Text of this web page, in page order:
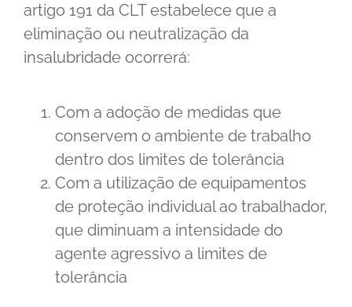
artigo 191 da CLT estabelece que a
eliminação ou neutralização da
insalubridade ocorrerá:
Com a adoção de medidas que
conservem o ambiente de trabalho
dentro dos limites de tolerância
Com a utilização de equipamentos
de proteção individual ao trabalhador,
que diminuam a intensidade do
agente agressivo a limites de
tolerância